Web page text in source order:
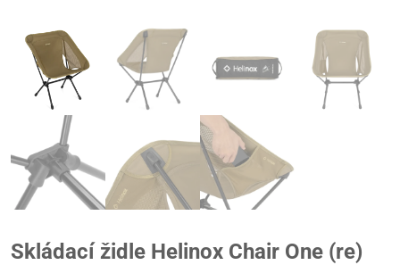
Skládací židle Helinox Chair One (re)